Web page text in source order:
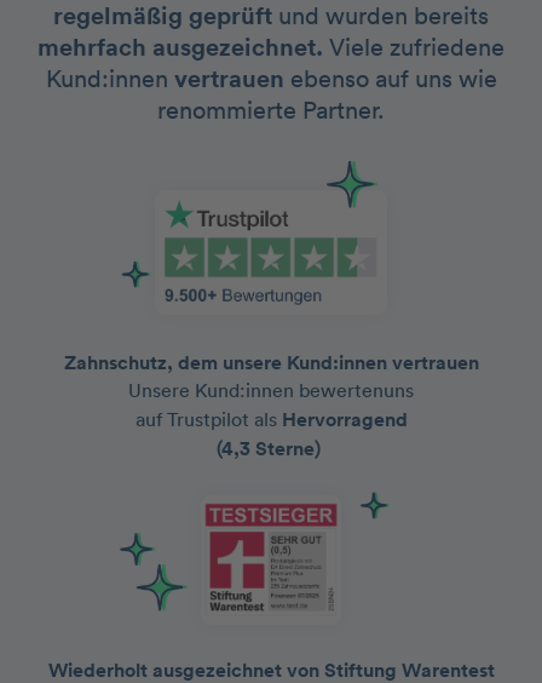
regelmäßig geprüft und wurden bereits
mehrfach ausgezeichnet. Viele zufriedene
Kund:innen vertrauen ebenso auf uns wie
renommierte Partner.
Zahnschutz, dem unsere Kund:innen vertrauen
Unsere Kund:innen bewertenuns
auf Trustpilot als Hervorragend
(4,3 Sterne)
Wiederholt ausgezeichnet von Stiftung Warentest